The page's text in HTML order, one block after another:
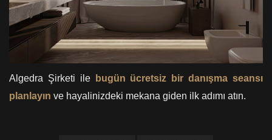
Algedra Şirketi ile
bugün ücretsiz bir danışma seansı
planlayın ve hayalinizdeki mekana giden ilk adımı atın.